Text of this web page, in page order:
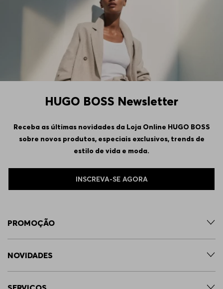
HUGO BOSS Newsletter
Receba as últimas novidades da Loja Online HUGO BOSS
sobre novos produtos, especiais exclusivos, trends de
estilo de vida e moda.
INSCREVA-SE AGORA
PROMOÇÃO
NOVIDADES